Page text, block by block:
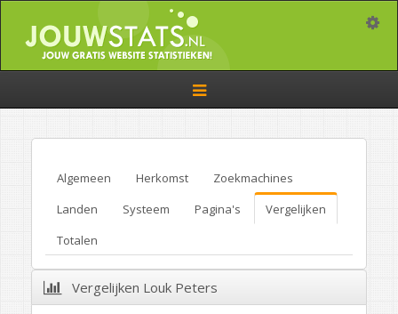
Toggle
navigation
Algemeen Herkomst
Zoekmachines
Landen
Systeem Pagina's
Vergelijken
Totalen
Vergelijken Louk Peters